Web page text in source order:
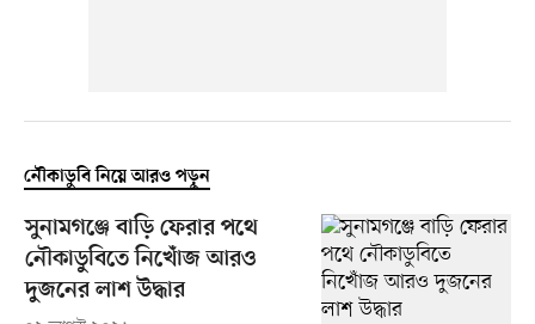
নৌকাডুবি নিয়ে আরও পড়ুন
সুনামগঞ্জে বাড়ি ফেরার পথে
নৌকাডুবিতে নিখোঁজ আরও
দুজনের লাশ উদ্ধার